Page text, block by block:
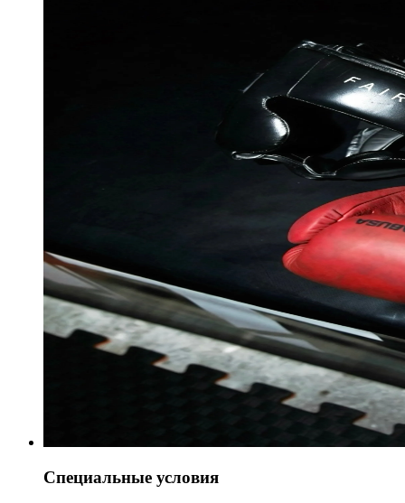
Специальные условия